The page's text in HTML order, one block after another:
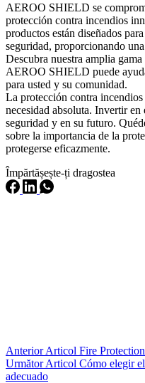
AEROO SHIELD se
protección contra incendios
productos están diseñados
seguridad, proporcionando
Descubra nuestra amplia
AEROO SHIELD puede
para usted y su comunidad.
La protección contra
necesidad absoluta. Invertir en
seguridad y en su futuro.
sobre la importancia de la
protegerse eficazmente.
Împărtășește-ți dragostea
AnteriorArticol Fire
UrmătorArticol Cómo elegir
adecuado